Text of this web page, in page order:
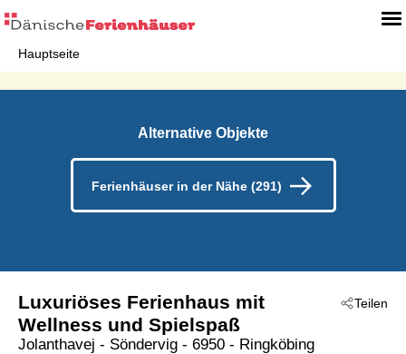
Hauptseite
Alternative Objekte
Ferienhäuser in der Nähe (291)
Teilen
Luxuriöses Ferienhaus mit
Wellness und Spielspaß
Jolanthavej - Söndervig - 6950 - Ringköbing